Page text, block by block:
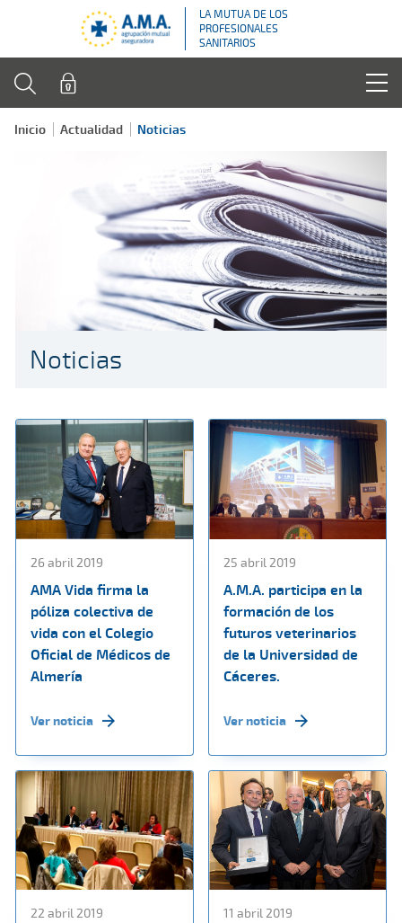
LA MUTUA DE LOS
PROFESIONALES
SANITARIOS
Inicio Actualidad Noticias
Noticias
26 abril 2019
AMA Vida firma la
póliza colectiva de
vida con el Colegio
Oficial de Médicos de
Almería
Ver noticia
25 abril 2019
A.M.A. participa en la
formación de los
futuros veterinarios
de la Universidad de
Cáceres.
Ver noticia
22 abril 2019 11 abril 2019